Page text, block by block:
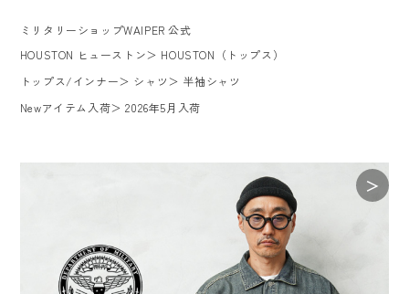
ミリタリーショップWAIPER 公式
HOUSTON ヒューストン＞ HOUSTON（トップス）
トップス/インナー＞ シャツ＞ 半袖シャツ
Newアイテム入荷＞2026年5月入荷
＞